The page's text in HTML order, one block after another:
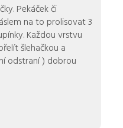
Pekáček či
na to prolisovat 3
Každou vrstvu
šlehačkou a
) dobrou